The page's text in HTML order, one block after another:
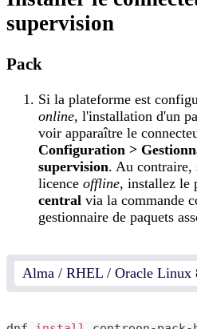
supervision
Pack
Si la plateforme est
online, l'installation d'un
voir apparaître le
Configuration >
supervision. Au contraire,
licence offline, installez le
central via la commande
gestionnaire de paquets
Alma / RHEL / Oracle Linux